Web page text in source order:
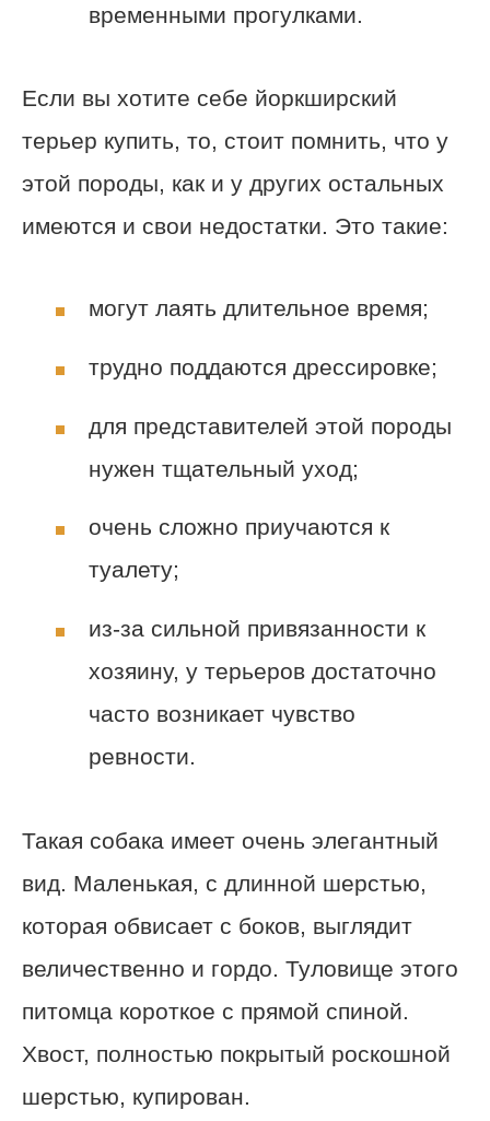
временными прогулками.
Если вы хотите себе йоркширский
терьер купить, то, стоит помнить, что у
этой породы, как и у других остальных
имеются и свои недостатки. Это такие:
могут лаять длительное время;
трудно поддаются дрессировке;
для представителей этой породы
нужен тщательный уход;
очень сложно приучаются к
туалету;
из-за сильной привязанности к
хозяину, у терьеров достаточно
часто возникает чувство
ревности.
Такая собака имеет очень элегантный
вид. Маленькая, с длинной шерстью,
которая обвисает с боков, выглядит
величественно и гордо. Туловище этого
питомца короткое с прямой спиной.
Хвост, полностью покрытый роскошной
шерстью, купирован.